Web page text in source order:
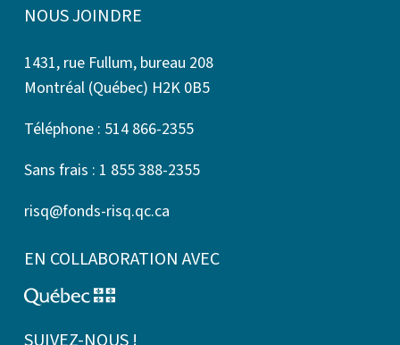
NOUS JOINDRE
1431, rue Fullum, bureau 208
Montréal (Québec) H2K 0B5
Téléphone : 514 866-2355
Sans frais : 1 855 388-2355
risq@fonds-risq.qc.ca
EN COLLABORATION AVEC